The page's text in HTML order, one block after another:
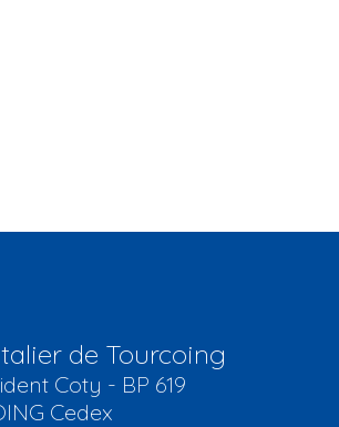
de Tourcoing
Coty - BP 619
Cedex